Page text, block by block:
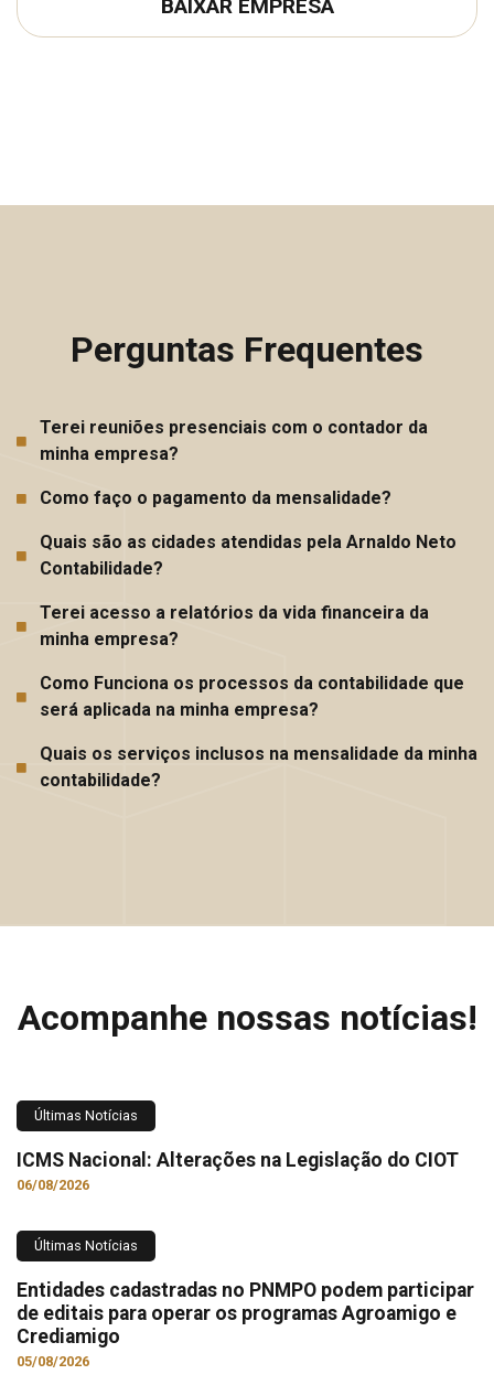
BAIXAR EMPRESA
Perguntas Frequentes
Terei reuniões presenciais com o contador da
minha empresa?
Como faço o pagamento da mensalidade?
Quais são as cidades atendidas pela Arnaldo Neto
Contabilidade?
Terei acesso a relatórios da vida financeira da
minha empresa?
Como Funciona os processos da contabilidade que
será aplicada na minha empresa?
Quais os serviços inclusos na mensalidade da minha
contabilidade?
Acompanhe nossas notícias!
Últimas Notícias
ICMS Nacional: Alterações na Legislação do CIOT
06/08/2026
Últimas Notícias
Entidades cadastradas no PNMPO podem participar
de editais para operar os programas Agroamigo e
Crediamigo
05/08/2026